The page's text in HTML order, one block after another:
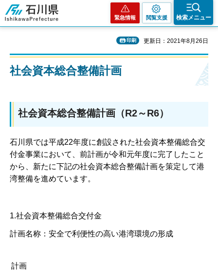
石川県
緊急情報 閲覧支援 検索メニュー
印刷 更新日：2021年8月26日
社会資本総合整備計画
社会資本総合整備計画（R2～R6）
石川県では平成22年度に創設された社会資本整備総合交
付金事業において、前計画が令和元年度に完了したこと
から、新たに下記の社会資本総合整備計画を策定して港
湾整備を進めています。
1.社会資本整備総合交付金
計画名称：安全で利便性の高い港湾環境の形成
計画